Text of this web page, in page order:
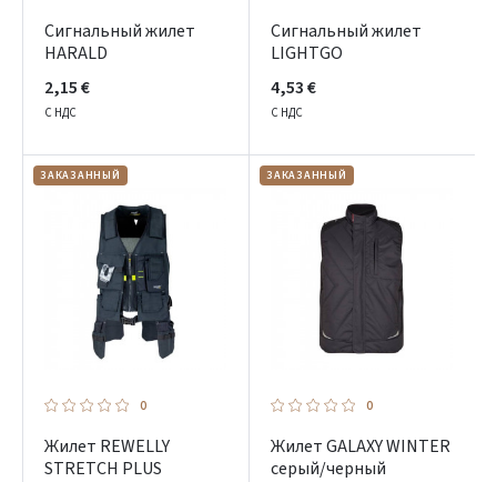
Сигнальный жилет
HARALD
2,15 €
С НДС
Сигнальный жилет
LIGHTGO
4,53 €
С НДС
ЗАКАЗАННЫЙ
0
Жилет REWELLY
STRETCH PLUS
ЗАКАЗАННЫЙ
0
Жилет GALAXY WINTER
серый/черный